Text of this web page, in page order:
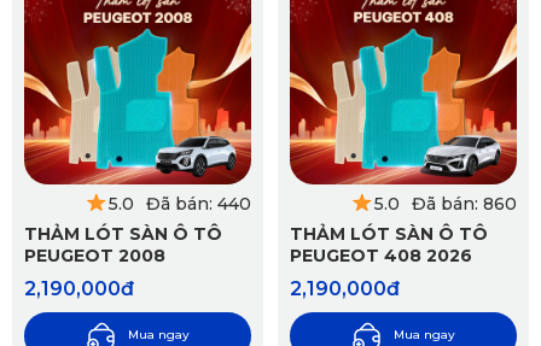
5.0
Đã bán: 440
THẢM LÓT SÀN Ô TÔ
PEUGEOT 2008
2,190,000đ
Mua ngay
5.0
Đã bán: 860
THẢM LÓT SÀN Ô TÔ
PEUGEOT 408 2026
2,190,000đ
Mua ngay